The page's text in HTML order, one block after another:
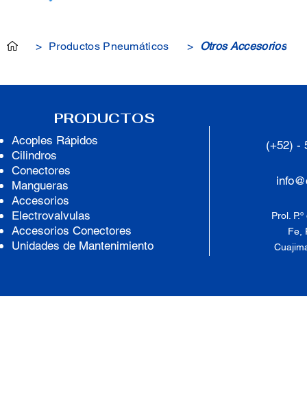
> Productos Pneumáticos > Otros Accesorios
PRODUCTOS
Acoples Rápidos
Cilindros
Conectores
Mangueras
Accesorios
Electrovalvulas
Accesorios Conectores
Unidades de Mantenimiento
(+52) -
Prol.
Fe,